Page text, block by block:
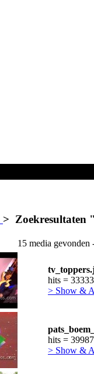
> Zoekresultaten
15 media gevonden
hits = 33333
> Show &
hits = 39987
> Show &